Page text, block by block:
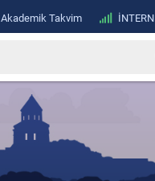
Akademik Takvim